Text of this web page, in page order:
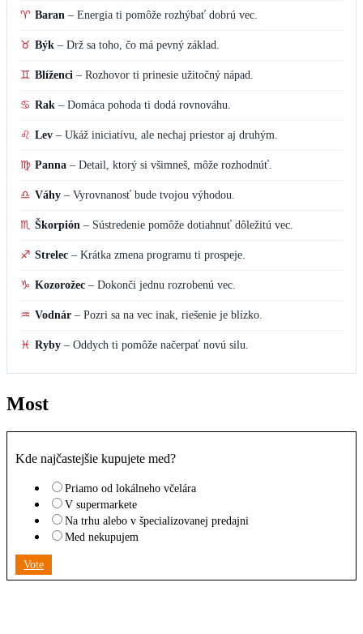
♈ Baran – Energia ti pomôže rozhýbať dobrú vec.
♉ Býk – Drž sa toho, čo má pevný základ.
♊ Blíženci – Rozhovor ti prinesie užitočný nápad.
♋ Rak – Domáca pohoda ti dodá rovnováhu.
♌ Lev – Ukáž iniciatívu, ale nechaj priestor aj druhým.
♍ Panna – Detail, ktorý si všimneš, môže rozhodnúť.
♎ Váhy – Vyrovnanosť bude tvojou výhodou.
♏ Škorpión – Sústredenie pomôže dotiahnuť dôležitú vec.
♐ Strelec – Krátka zmena programu ti prospeje.
♑ Kozorožec – Dokonči jednu rozrobenú vec.
♒ Vodnár – Pozri sa na vec inak, riešenie je blízko.
♓ Ryby – Oddych ti pomôže načerpať novú silu.
Most
Kde najčastejšie kupujete med?
Priamo od lokálneho včelára
V supermarkete
Na trhu alebo v špecializovanej predajni
Med nekupujem
Vote